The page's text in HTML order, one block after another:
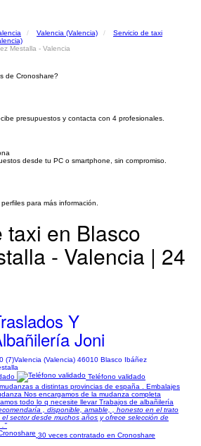
Valencia (Valencia)
Servicio de taxi
Mestalla - Valencia
de Cronoshare?
presupuestos y contacta con 4 profesionales.
desde tu PC o smartphone, sin compromiso.
para más información.
en Blasco
- Valencia | 24
Y
Joni
(7)Valencia (Valencia) 46010 Blasco Ibáñez
Teléfono validado
a distintas provincias de españa . Embalajes
Nos encargamos de la mudanza completa
todo lo q necesite llevar Trabajos de albañilería
, disponible, amable, , honesto en el trato
sector desde muchos años y ofrece selección de
."
30 veces contratado en Cronoshare